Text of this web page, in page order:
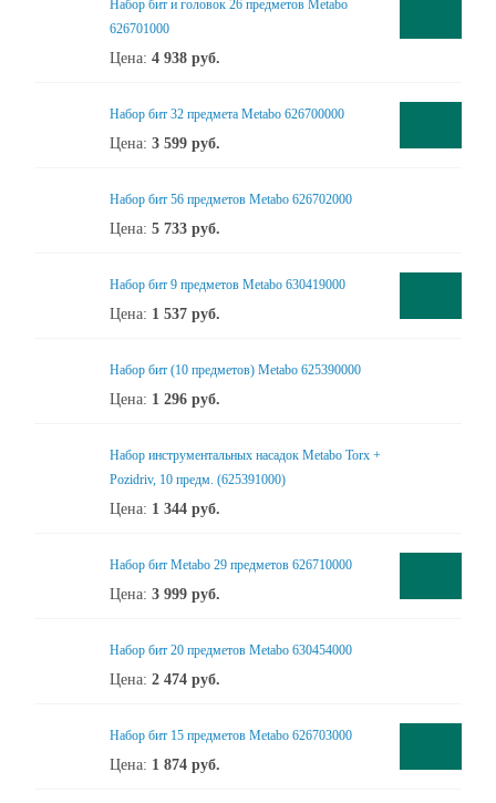
Набор бит и головок 26 предметов Metabo
626701000
Цена: 4 938 руб.
Набор бит 32 предмета Metabo 626700000
Цена: 3 599 руб.
Набор бит 56 предметов Metabo 626702000
Цена: 5 733 руб.
Набор бит 9 предметов Metabo 630419000
Цена: 1 537 руб.
Набор бит (10 предметов) Metabo 625390000
Цена: 1 296 руб.
Набор инструментальных насадок Metabo Torx +
Pozidriv, 10 предм. (625391000)
Цена: 1 344 руб.
Набор бит Metabo 29 предметов 626710000
Цена: 3 999 руб.
Набор бит 20 предметов Metabo 630454000
Цена: 2 474 руб.
Набор бит 15 предметов Metabo 626703000
Цена: 1 874 руб.